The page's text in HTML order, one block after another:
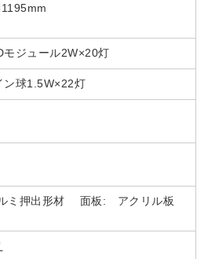
モジュール2W×20灯
ン球1.5W×22灯
ルミ押出形材 面板: アクリル板